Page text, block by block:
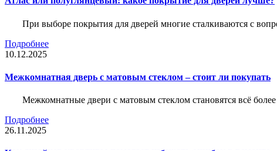
При выборе покрытия для дверей многие сталкиваются с
Подробнее
10.12.2025
Межкомнатная дверь с матовым стеклом – стоит ли покупать
Межкомнатные двери с матовым стеклом становятся всё
Подробнее
26.11.2025